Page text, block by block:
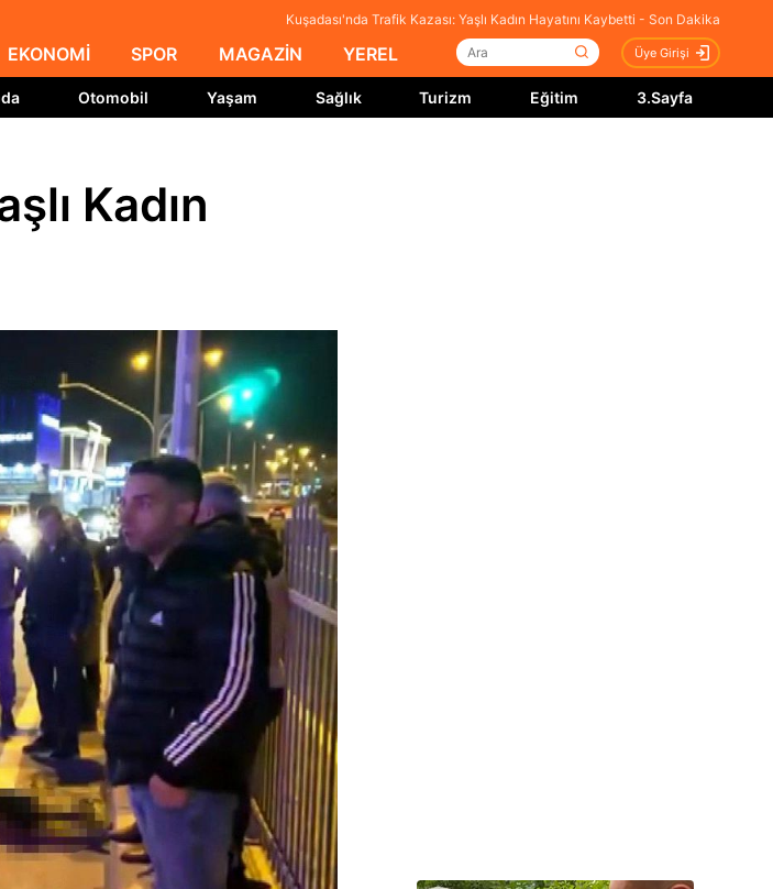
Kuşadası'nda Trafik Kazası: Yaşlı Kadın Hayatını Kaybetti - Son Dakika
EKONOMİ SPOR MAGAZİN YEREL Üye Girişi
Otomobil Yaşam Sağlık Turizm Eğitim 3.Sayfa
Kadın